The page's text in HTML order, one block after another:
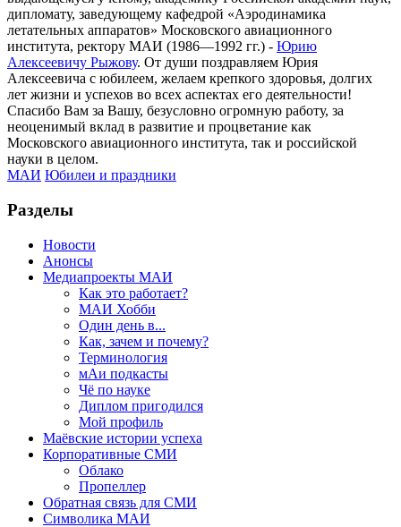
дипломату, заведующему кафедрой «Аэродинамика
летательных аппаратов» Московского авиационного
института, ректору МАИ (1986—1992 гг.) - Юрию
Алексеевичу Рыжову. От души поздравляем Юрия
Алексеевича с юбилеем, желаем крепкого здоровья, долгих
лет жизни и успехов во всех аспектах его деятельности!
Спасибо Вам за Вашу, безусловно огромную работу, за
неоценимый вклад в развитие и процветание как
Московского авиационного института, так и российской
науки в целом.
МАИ Юбилеи и праздники
Разделы
Новости
Анонсы
Медиапроекты МАИ
Как это работает?
МАИ Хобби
Один день в...
Как, зачем и почему?
Терминология
мАи подкасты
Чё по науке
Диплом пригодился
Мой профиль
Маёвские истории успеха
Корпоративные СМИ
Облако
Пропеллер
Обратная связь для СМИ
Символика МАИ